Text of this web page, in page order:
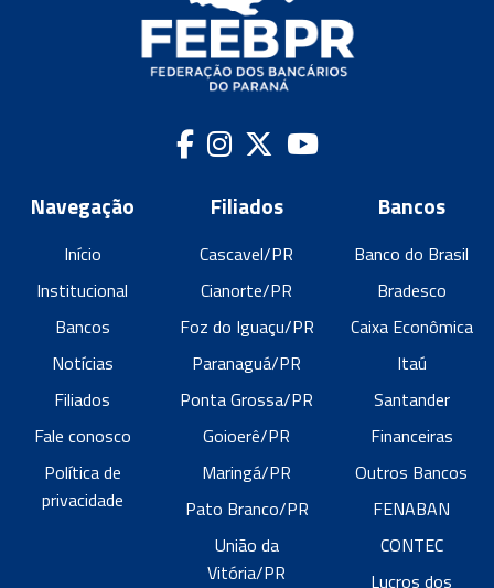
Navegação
Início
Institucional
Bancos
Notícias
Filiados
Fale conosco
Política de
privacidade
Filiados
Cascavel/PR
Cianorte/PR
Foz do Iguaçu/PR
Paranaguá/PR
Ponta Grossa/PR
Goioerê/PR
Maringá/PR
Pato Branco/PR
União da
Vitória/PR
Bancos
Banco do Brasil
Bradesco
Caixa Econômica
Itaú
Santander
Financeiras
Outros Bancos
FENABAN
CONTEC
Lucros dos